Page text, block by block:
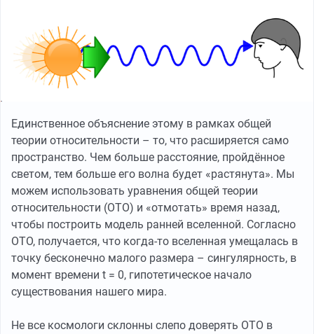
Единственное объяснение этому в рамках общей
теории относительности – то, что расширяется само
пространство. Чем больше расстояние, пройдённое
светом, тем больше его волна будет «растянута». Мы
можем использовать уравнения общей теории
относительности (ОТО) и «отмотать» время назад,
чтобы построить модель ранней вселенной. Согласно
ОТО, получается, что когда-то вселенная умещалась в
точку бесконечно малого размера – сингулярность, в
момент времени t = 0, гипотетическое начало
существования нашего мира.
Не все космологи склонны слепо доверять ОТО в